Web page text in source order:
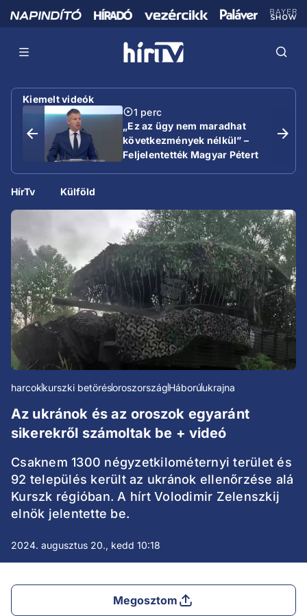
Kiemelt videók
1 perc
„Ez az ügy nem maradhat
következmények nélkül” –
Feljelentették Magyar Pétert
HírTv Külföld
harcokkurszki betörésoroszországHáborúukrajna
Az ukránok és az oroszok egyaránt
sikerekről számoltak be + videó
Csaknem 1300 négyzetkilométernyi terület és
92 település került az ukránok ellenőrzése alá
Kurszk régióban. A hírt Volodimir Zelenszkij
elnök jelentette be.
2024. augusztus 20., kedd 10:18
Megosztom